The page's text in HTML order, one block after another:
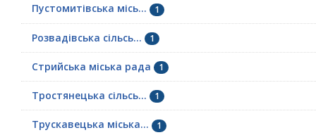
Пустомитівська місь... 1
Розвадівська сільсь... 1
Стрийська міська рада 1
Тростянецька сільсь... 1
Трускавецька міська... 1